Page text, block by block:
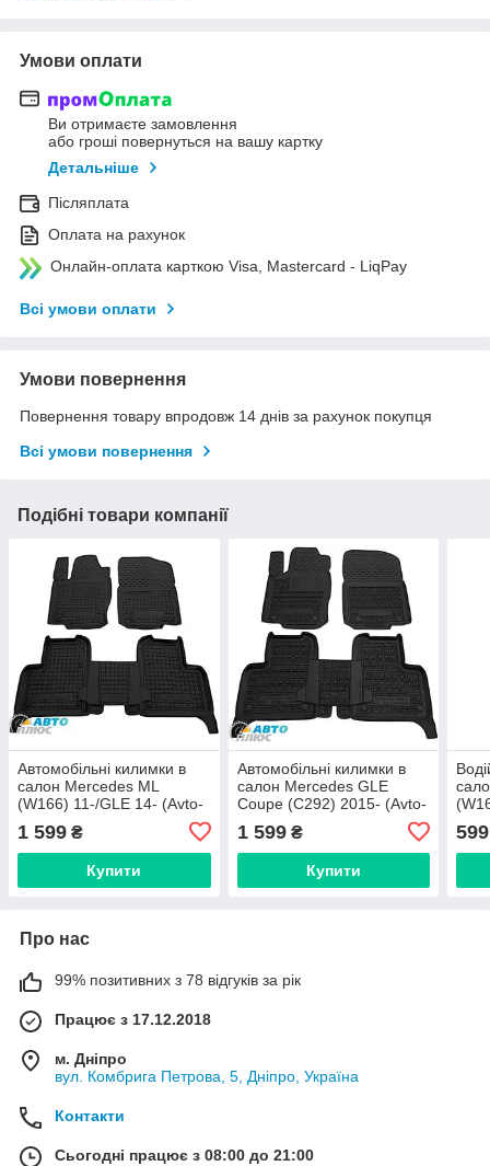
Умови оплати
Ви отримаєте замовлення
або гроші повернуться на вашу картку
Детальніше
Післяплата
Оплата на рахунок
Онлайн-оплата карткою Visa, Mastercard - LiqPay
Всі умови оплати
Умови повернення
Повернення товару впродовж 14 днів за рахунок покупця
Всі умови повернення
Подібні товари компанії
Автомобільні килимки в
салон Mercedes ML
(W166) 11-/GLE 14- (Avto-
1 599 ₴
Купити
Автомобільні килимки в
салон Mercedes GLE
Coupe (C292) 2015- (Avto-
1 599₴
Купити
599
Про нас
99% позитивних з 78 відгуків за рік
Працює з 17.12.2018
м. Дніпро
вул. Комбрига Петрова, 5, Дніпро, Україна
Контакти
Сьогодні працює з 08:00 до 21:00